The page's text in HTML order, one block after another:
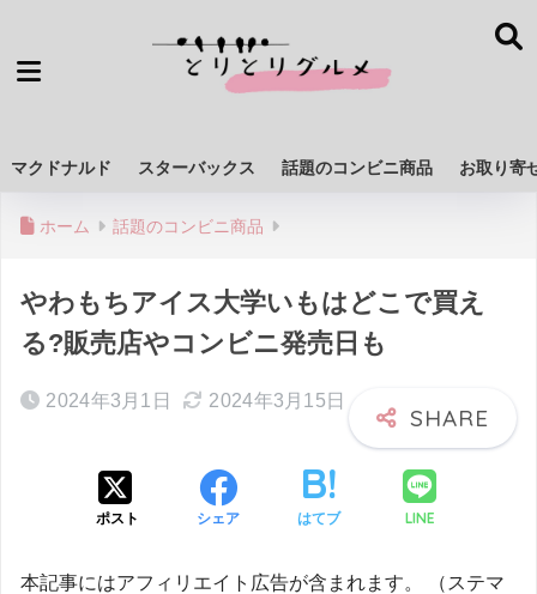
マクドナルド スターバックス 話題のコンビニ商品 お取り寄
ホーム 話題のコンビニ商品
やわもちアイス大学いもはどこで買え
る?販売店やコンビニ発売日も
2024年3月1日 2024年3月15日
ポスト シェア はてブ LINE
本記事にはアフィリエイト広告が含まれます。 （ステマ